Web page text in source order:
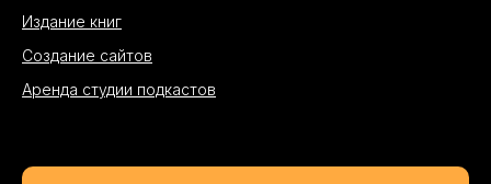
Издание книг
Создание сайтов
Аренда студии подкастов